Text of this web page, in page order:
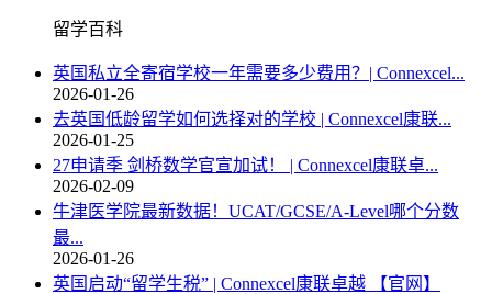
留学百科
英国私立全寄宿学校一年需要多少费用？| Connexcel...
2026-01-26
去英国低龄留学如何选择对的学校 | Connexcel康联...
2026-01-25
27申请季 剑桥数学官宣加试！ | Connexcel康联卓...
2026-02-09
牛津医学院最新数据！UCAT/GCSE/A-Level哪个分数
最...
2026-01-26
英国启动“留学生税” | Connexcel康联卓越 【官网】